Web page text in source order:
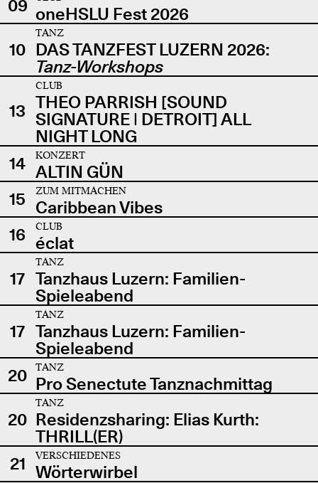
09 oneHSLU Fest 2026
10
TANZ
DAS TANZFEST LUZERN 2026:
Tanz-Workshops
13
CLUB
THEO PARRISH [SOUND
SIGNATURE | DETROIT] ALL
NIGHT LONG
14
KONZERT
ALTIN GÜN
15
ZUM MITMACHEN
Caribbean Vibes
16
CLUB
éclat
17
TANZ
Tanzhaus Luzern: Familien-
Spieleabend
17
TANZ
Tanzhaus Luzern: Familien-
Spieleabend
20
TANZ
Pro Senectute Tanznachmittag
20
TANZ
Residenzsharing: Elias Kurth:
THRILL(ER)
21
VERSCHIEDENES
Wörterwirbel